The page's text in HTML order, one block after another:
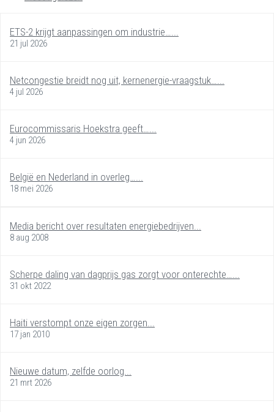
ETS-2 krijgt aanpassingen om industrie…...
21 jul 2026
Netcongestie breidt nog uit, kernenergie-vraagstuk…...
4 jul 2026
Eurocommissaris Hoekstra geeft…...
4 jun 2026
België en Nederland in overleg…...
18 mei 2026
Media bericht over resultaten energiebedrijven...
8 aug 2008
Scherpe daling van dagprijs gas zorgt voor onterechte…...
31 okt 2022
Haiti verstompt onze eigen zorgen...
17 jan 2010
Nieuwe datum, zelfde oorlog...
21 mrt 2026